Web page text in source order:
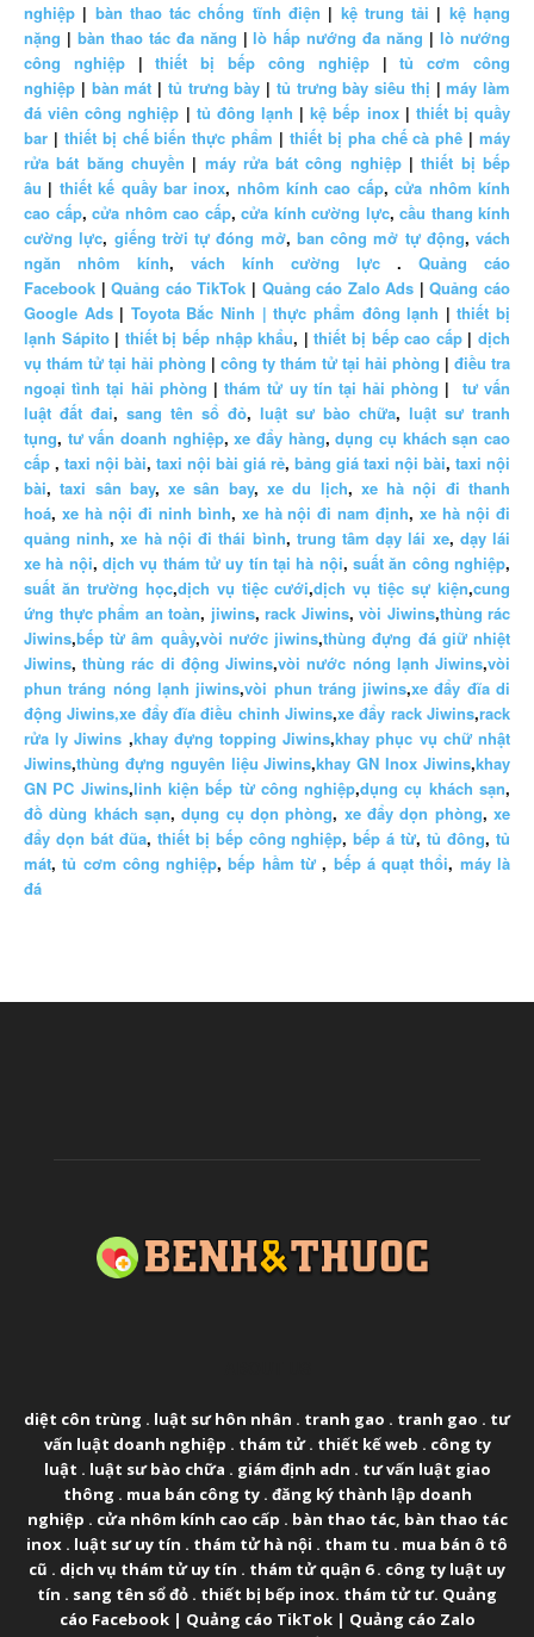
nghiệp | bàn thao tác chống tĩnh điện | kệ trung tải | kệ hạng
nặng | bàn thao tác đa năng |lò hấp nướng đa năng |lò nướng
công nghiệp|thiết bị bếp công nghiệp|tủ cơm công
nghiệp | bàn mát | tủ trưng bày | tủ trưng bày siêu thị |máy làm
đá viên công nghiệp | tủ đông lạnh |kệ bếp inox| thiết bị quầy
bar | thiết bị chế biến thực phẩm | thiết bị pha chế cà phê | máy
rửa bát băng chuyền | máy rửa bát công nghiệp|thiết bị bếp
âu | thiết kế quầy bar inox, nhôm kính cao cấp,cửa nhôm kính
cao cấp, cửa nhôm cao cấp, cửa kính cường lực, cầu thang kính
cường lực, giếng trời tự đóng mở, ban công mở tự động, vách
ngăn nhôm kính, vách kính cường lực . Quảng cáo
Facebook |Quảng cáo TikTok | Quảng cáo Zalo Ads |Quảng cáo
Google Ads| Toyota Bắc Ninh | thực phẩm đông lạnh |thiết bị
lạnh Sápito | thiết bị bếp nhập khẩu, |thiết bị bếp cao cấp|dịch
vụ thám tử tại hải phòng | công ty thám tử tại hải phòng | điều tra
ngoại tình tại hải phòng |thám tử uy tín tại hải phòng | tư vấn
luật đất đai, sang tên sổ đỏ, luật sư bào chữa, luật sư tranh
tụng, tư vấn doanh nghiệp,xe đẩy hàng,dụng cụ khách sạn cao
cấp , taxi nội bài, taxi nội bài giá rẻ, bảng giá taxi nội bài, taxi nội
bài,taxi sân bay,xe sân bay,xe du lịch, xe hà nội đi thanh
hoá, xe hà nội đi ninh bình, xe hà nội đi nam định,xe hà nội đi
quảng ninh,xe hà nội đi thái bình, trung tâm dạy lái xe, dạy lái
xe hà nội,dịch vụ thám tử uy tín tại hà nội,suất ăn công nghiệp,
suất ăn trường học,dịch vụ tiệc cưới,dịch vụ tiệc sự kiện,cung
ứng thực phẩm an toàn, jiwins, rack Jiwins, vòi Jiwins,thùng rác
Jiwins,bếp từ âm quầy,vòi nước jiwins,thùng đựng đá giữ nhiệt
Jiwins,thùng rác di động Jiwins,vòi nước nóng lạnh Jiwins,vòi
phun tráng nóng lạnh jiwins,vòi phun tráng jiwins,xe đẩy đĩa di
động Jiwins,xe đẩy đĩa điều chỉnh Jiwins,xe đẩy rack Jiwins,rack
rửa ly Jiwins ,khay đựng topping Jiwins,khay phục vụ chữ nhật
Jiwins,thùng đựng nguyên liệu Jiwins,khay GN Inox Jiwins,khay
GN PC Jiwins,linh kiện bếp từ công nghiệp,dụng cụ khách sạn,
đồ dùng khách sạn,dụng cụ dọn phòng, xe đẩy dọn phòng,xe
đẩy dọn bát đũa, thiết bị bếp công nghiệp,bếp á từ,tủ đông,tủ
mát,tủ cơm công nghiệp,bếp hầm từ , bếp á quạt thổi, máy là
đá
diệt côn trùng . luật sư hôn nhân . tranh gao . tranh gao . tư
vấn luật doanh nghiệp . thám tử. thiết kế web . công ty
luật . luật sư bào chữa . giám định adn . tư vấn luật giao
thông . mua bán công ty. đăng ký thành lập doanh
nghiệp . cửa nhôm kính cao cấp . bàn thao tác, bàn thao tác
inox . luật sư uy tín . thám tử hà nội . tham tu . mua bán ô tô
cũ . dịch vụ thám tử uy tín . thám tử quận 6. công ty luật uy
tín . sang tên sổ đỏ . thiết bị bếp inox. thám tử tư. Quảng
cáo Facebook| Quảng cáo TikTok| Quảng cáo Zalo